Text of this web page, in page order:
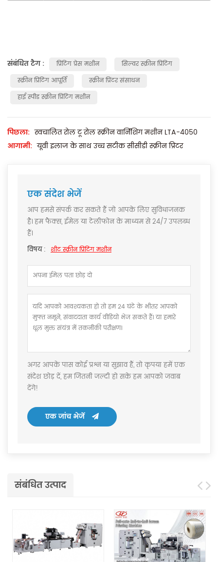
संबंधित टैग : प्रिंटिंग प्रेस मशीन
सिल्वर स्क्रीन प्रिंटिंग
स्क्रीन प्रिंटिंग आपूर्ति
स्क्रीन प्रिंटर संसाधन
हाई स्पीड स्क्रीन प्रिंटिंग मशीन
पिछला: स्वचालित रोल टू रोल स्क्रीन वार्निशिंग मशीन LTA-4050
आगामी: यूवी इलाज के साथ उच्च सटीक सीसीडी स्क्रीन प्रिंटर
एक संदेश भेजें
आप हमसे संपर्क कर सकते हैं जो आपके लिए सुविधाजनक
है। हम फैक्स, ईमेल या टेलीफोन के माध्यम से 24/7 उपलब्ध
हैं।
विषय : शीट स्क्रीन प्रिंटिंग मशीन
अगर आपके पास कोई प्रश्न या सुझाव हैं, तो कृपया हमें एक
संदेश छोड़ दें, हम जितनी जल्दी हो सके हम आपको जवाब
देंगे!
एक जांच भेजें
संबंधित उत्पाद